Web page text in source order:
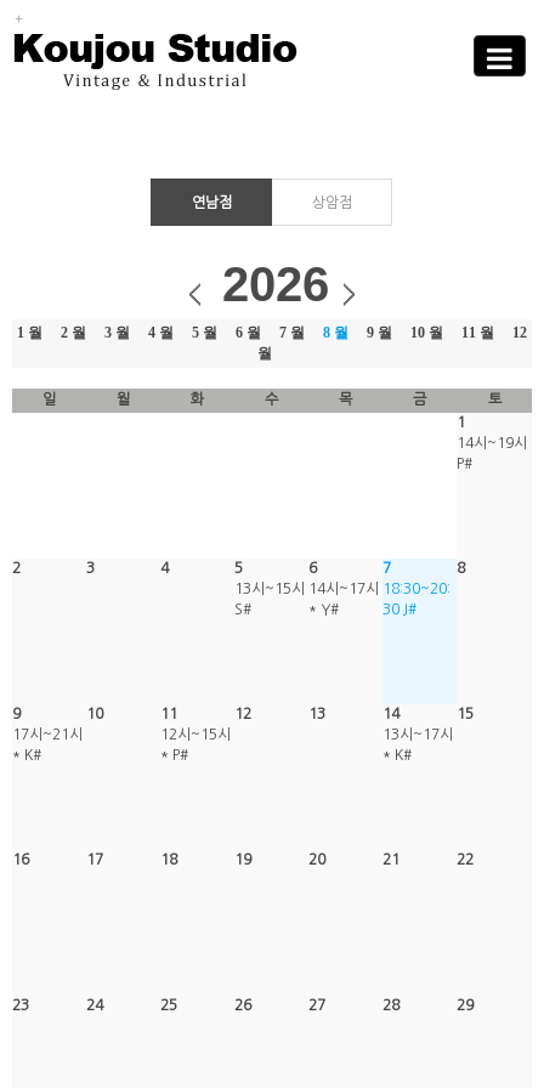
Toggle
연남점 상암점
2026
1 월 2 월 3 월 4 월 5 월 6 월 7 월 8 월 9 월 10 월 11 월
12
월
일 월 화 수 목 금
토
1
14시~19시
P#
2 3 4
5
13시~15시
S#
6
14시~17시
* Y#
7
18:30~20:
30 J#
8
9
17시~21시
* K#
10
11
12시~15시
* P#
12 13
14
13시~17시
* K#
15
16 17 18 19 20 21 22
23 24 25 26 27 28 29